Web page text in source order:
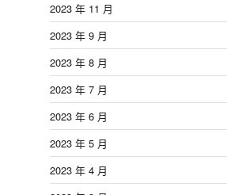
2023 年 11 月
2023 年 9 月
2023 年 8 月
2023 年 7 月
2023 年 6 月
2023 年 5 月
2023 年 4 月